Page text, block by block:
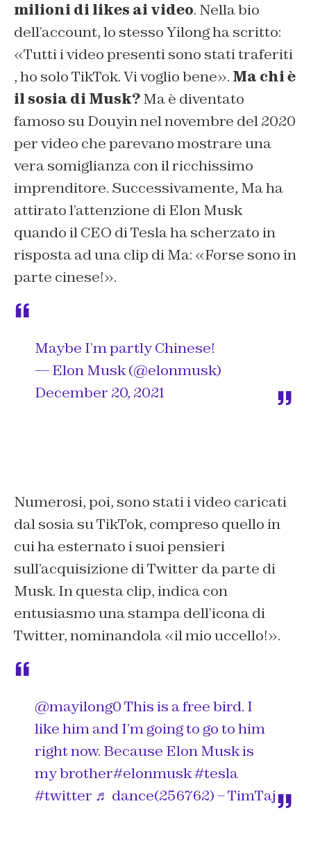
milioni di likes ai video. Nella bio
dell’account, lo stesso Yilong ha scritto:
«Tutti i video presenti sono stati traferiti
, ho solo TikTok. Vi voglio bene». Ma chi è
il sosia di Musk?Ma è diventato
famoso su Douyin nel novembre del 2020
per video che parevano mostrare una
vera somiglianza con il ricchissimo
imprenditore. Successivamente, Ma ha
attirato l’attenzione di Elon Musk
quando il CEO di Tesla ha scherzato in
risposta ad una clip di Ma: «Forse sono in
parte cinese!».
Maybe I’m partly Chinese!
— Elon Musk (@elonmusk)
December 20, 2021
Numerosi, poi, sono stati i video caricati
dal sosia su TikTok, compreso quello in
cui ha esternato i suoi pensieri
sull’acquisizione di Twitter da parte di
Musk. In questa clip, indica con
entusiasmo una stampa dell’icona di
Twitter, nominandola «il mio uccello!».
@mayilong0This is a free bird. I
like him and I’m going to go to him
right now. Because Elon Musk is
my brother#elonmusk#tesla
#twitter ♬ dance(256762) – TimTaj